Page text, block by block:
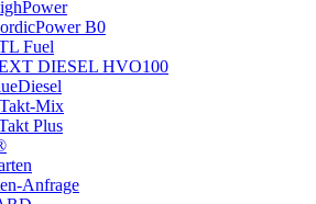
B0
Fuel
DIESEL HVO100
Mix
Plus
Anfrage